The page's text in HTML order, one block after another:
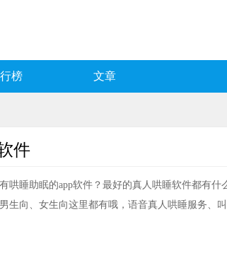
榜 文章
件
哄睡助眠的app软件？最好的真人哄睡软件都有什
生向、女生向这里都有哦，语音真人哄睡服务、